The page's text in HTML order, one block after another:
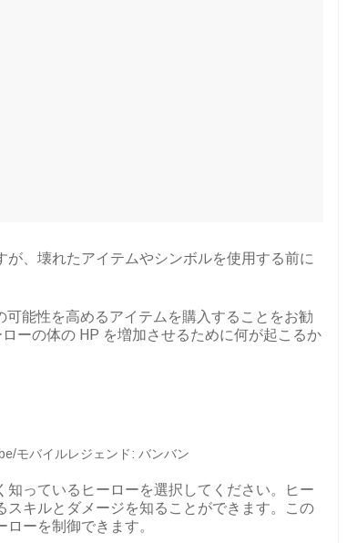
、壊れたアイテムやシンボルを使用する前に
能性を高めるアイテムを購入することをお勧
ーの体の HP を増加させるために何が起こるか
モバイルレジェンド: バンバン
っているヒーローを選択してください。ヒー
キルとダメージを知ることができます。この
ローを制御できます。